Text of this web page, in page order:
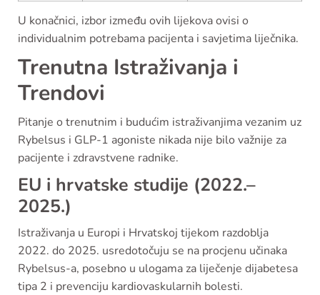
U konačnici, izbor između ovih lijekova ovisi o
individualnim potrebama pacijenta i savjetima liječnika.
Trenutna Istraživanja i
Trendovi
Pitanje o trenutnim i budućim istraživanjima vezanim uz
Rybelsus i GLP-1 agoniste nikada nije bilo važnije za
pacijente i zdravstvene radnike.
EU i hrvatske studije (2022.–
2025.)
Istraživanja u Europi i Hrvatskoj tijekom razdoblja
2022. do 2025. usredotočuju se na procjenu učinaka
Rybelsus-a, posebno u ulogama za liječenje dijabetesa
tipa 2 i prevenciju kardiovaskularnih bolesti.